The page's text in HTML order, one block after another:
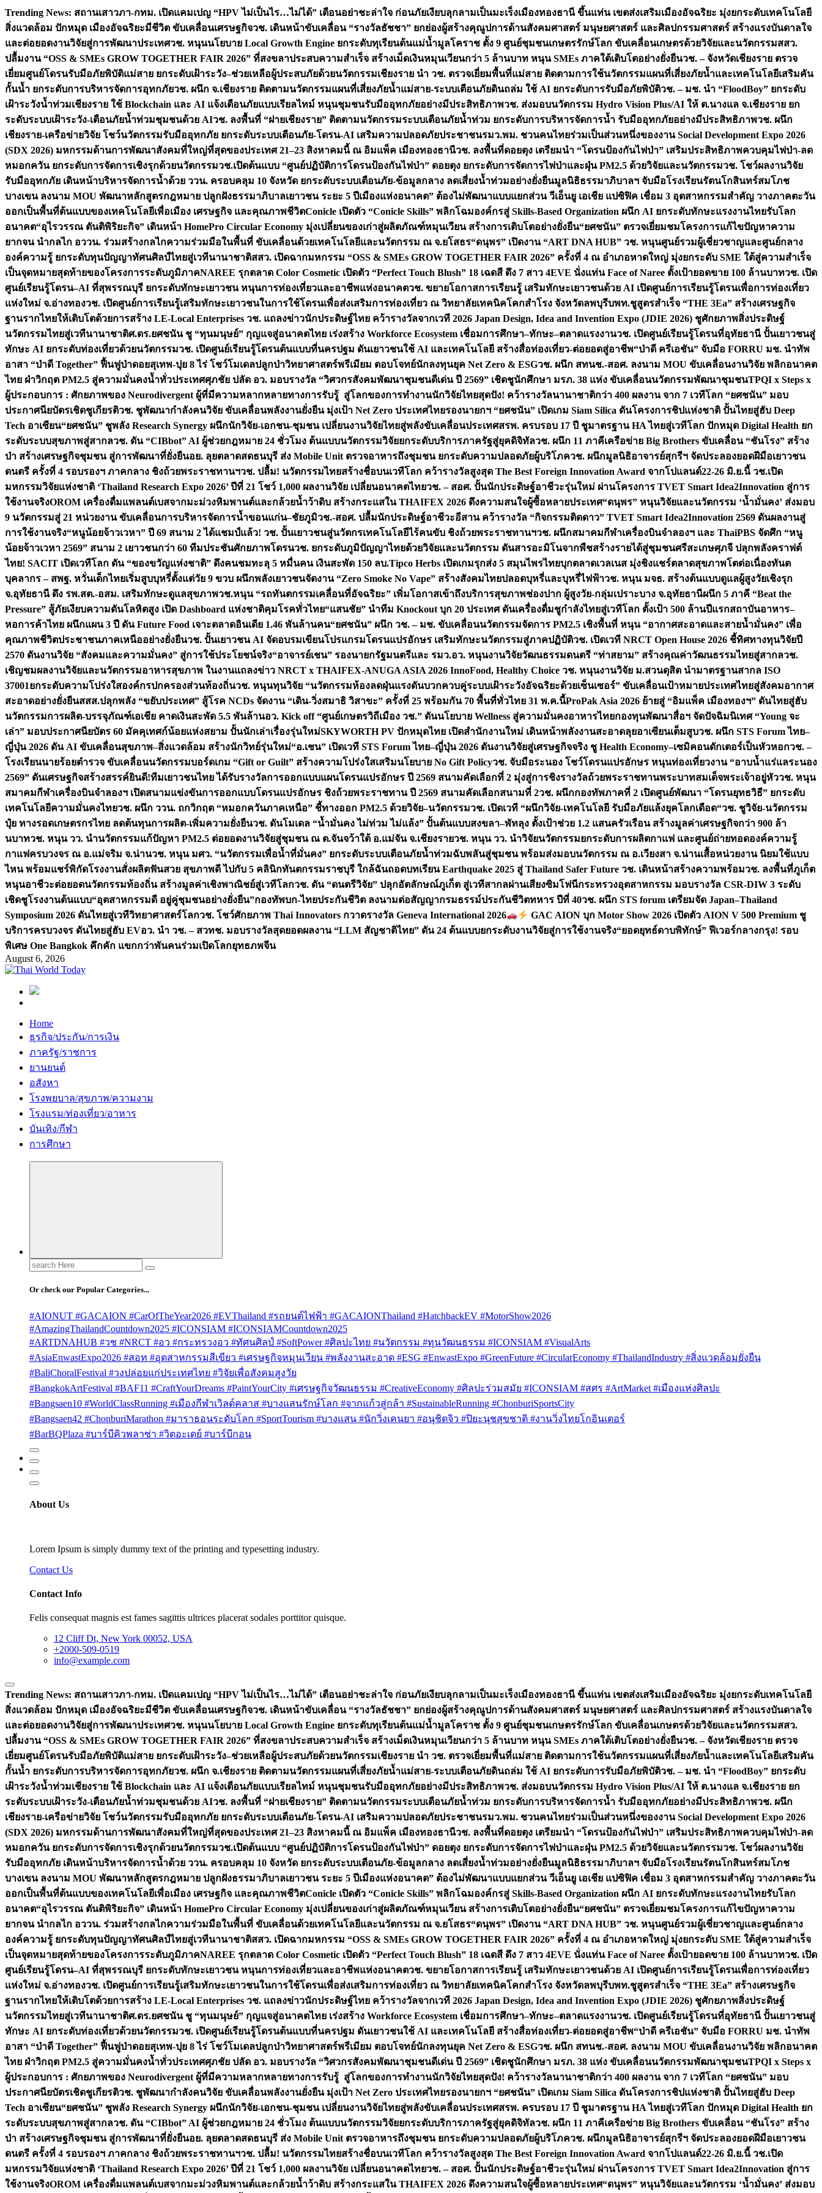
Skip
to
content
Trending News: สถานเสาวภา-กทม. เปิดแคมเปญ “HPV ไม่เป็นไร…ไม่ได้” เตือนอย่าชะล่าใจ ก่อนภัยเงียบลุกลามเป็นมะเร็งเมืองทองธานี ขึ้นแท่น เขตส่งเสริมเมืองอัจฉริยะ มุ่งยกระดับเทคโนโลยี
สิ่งแวดล้อม ปักหมุด เมืองอัจฉริยะมีชีวิต ขับเคลื่อนเศรษฐกิจวช. เดินหน้าขับเคลื่อน “รางวัลธัชชา” ยกย่องผู้สร้างคุณูปการด้านสังคมศาสตร์ มนุษยศาสตร์ และศิลปกรรมศาสตร์ สร้างแรงบันดาลใจ
และต่อยอดงานวิจัยสู่การพัฒนาประเทศวช. หนุนนโยบาย Local Growth Engine ยกระดับทุเรียนต้นแม่น้ำมูลโคราช ตั้ง 9 ศูนย์ชุมชนเกษตรรักษ์โลก ขับเคลื่อนเกษตรด้วยวิจัยและนวัตกรรมสสว.
ปลื้มงาน “OSS & SMEs GROW TOGETHER FAIR 2026” ที่สงขลาประสบความสำเร็จ สร้างเม็ดเงินหมุนเวียนกว่า 5 ล้านบาท หนุน SMEs ภาคใต้เติบโตอย่างยั่งยืนวช. – จังหวัดเชียงราย ตรวจ
เยี่ยมศูนย์โดรนรับมือภัยพิบัติแม่สาย ยกระดับเฝ้าระวัง–ช่วยเหลือผู้ประสบภัยด้วยนวัตกรรมเชียงราย นำ วช. ตรวจเยี่ยมพื้นที่แม่สาย ติดตามการใช้นวัตกรรมแผนที่เสี่ยงภัยน้ำและเทคโนโลยีเสริมคัน
กั้นน้ำ ยกระดับการบริหารจัดการอุทกภัยวช. ผนึก จ.เชียงราย ติดตามนวัตกรรมแผนที่เสี่ยงภัยน้ำแม่สาย-ระบบเตือนภัยดินถล่ม ใช้ AI ยกระดับการรับมือภัยพิบัติวช. – มช. นำ “FloodBoy” ยกระดับ
เฝ้าระวังน้ำท่วมเชียงราย ใช้ Blockchain และ AI แจ้งเตือนภัยแบบเรียลไทม์ หนุนชุมชนรับมืออุทกภัยอย่างมีประสิทธิภาพวช. ส่งมอบนวัตกรรม Hydro Vision Plus/AI ให้ ต.นางแล จ.เชียงราย ยก
ระดับระบบเฝ้าระวัง-เตือนภัยน้ำท่วมชุมชนด้วย AIวช. ลงพื้นที่ “ฝายเชียงราย” ติดตามนวัตกรรมระบบเตือนภัยน้ำท่วม ยกระดับการบริหารจัดการน้ำ รับมืออุทกภัยอย่างมีประสิทธิภาพวช. ผนึก
เชียงราย-เครือข่ายวิจัย โชว์นวัตกรรมรับมืออุทกภัย ยกระดับระบบเตือนภัย-โดรน-AI เสริมความปลอดภัยประชาชนรมว.พม. ชวนคนไทยร่วมเป็นส่วนหนึ่งของงาน Social Development Expo 2026
(SDX 2026) มหกรรมด้านการพัฒนาสังคมที่ใหญ่ที่สุดของประเทศ 21–23 สิงหาคมนี้ ณ อิมแพ็ค เมืองทองธานีวช. ลงพื้นที่ดอยตุง เตรียมนำ “โดรนป้องกันไฟป่า” เสริมประสิทธิภาพควบคุมไฟป่า-ลด
หมอกควัน ยกระดับการจัดการเชิงรุกด้วยนวัตกรรมวช.เปิดต้นแบบ “ศูนย์ปฏิบัติการโดรนป้องกันไฟป่า” ดอยตุง ยกระดับการจัดการไฟป่าและฝุ่น PM2.5 ด้วยวิจัยและนวัตกรรมวช. โชว์ผลงานวิจัย
รับมืออุทกภัย เดินหน้าบริหารจัดการน้ำด้วย ววน. ครอบคลุม 10 จังหวัด ยกระดับระบบเตือนภัย-ข้อมูลกลาง ลดเสี่ยงน้ำท่วมอย่างยั่งยืนมูลนิธิธรรมาภิบาลฯ จับมือโรงเรียนรัตนโกสินทร์สมโภช
บางเขน ลงนาม MOU พัฒนาหลักสูตรกฎหมาย ปลูกฝังธรรมาภิบาลเยาวชน ระยะ 5 ปีเมืองแห่งอนาคต” ต้องไม่พัฒนาแบบแยกส่วน วีเอ็นยู เอเชีย แปซิฟิค เชื่อม 3 อุตสาหกรรมสำคัญ วางภาคตะวัน
ออกเป็นพื้นที่ต้นแบบของเทคโนโลยีเพื่อเมือง เศรษฐกิจ และคุณภาพชีวิตConicle เปิดตัว “Conicle Skills” พลิกโฉมองค์กรสู่ Skills-Based Organization ผนึก AI ยกระดับทักษะแรงงานไทยรับโลก
อนาคต“อุไรวรรณ ตันติพิริยะกิจ” เดินหน้า HomePro Circular Economy มุ่งเปลี่ยนของเก่าสู่ผลิตภัณฑ์หมุนเวียน สร้างการเติบโตอย่างยั่งยืน“ยศชนัน” ตรวจเยี่ยมชมโครงการแก้ไขปัญหาความ
ยากจน นำกลไก อววน. ร่วมสร้างกลไกความร่วมมือในพื้นที่ ขับเคลื่อนด้วยเทคโนโลยีและนวัตกรรม ณ จ.ยโสธร“ดนุพร” เปิดงาน “ART DNA HUB” วช. หนุนศูนย์รวมผู้เชี่ยวชาญและศูนย์กลาง
องค์ความรู้ ยกระดับทุนปัญญาทัศนศิลป์ไทยสู่เวทีนานาชาติสสว. เปิดฉากมหกรรม “OSS & SMEs GROW TOGETHER FAIR 2026” ครั้งที่ 4 ณ อำเภอหาดใหญ่ มุ่งยกระดับ SME ใต้สู่ความสำเร็จ
เป็นจุดหมายสุดท้ายของโครงการระดับภูมิภาคNAREE รุกตลาด Color Cosmetic เปิดตัว “Perfect Touch Blush” 18 เฉดสี ดึง 7 สาว 4EVE นั่งแท่น Face of Naree ตั้งเป้ายอดขาย 100 ล้านบาทวช. เปิด
ศูนย์เรียนรู้โดรน–AI ที่สุพรรณบุรี ยกระดับทักษะเยาวชน หนุนการท่องเที่ยวและอาชีพแห่งอนาคตวช. ขยายโอกาสการเรียนรู้ เสริมทักษะเยาวชนด้วย AI เปิดศูนย์การเรียนรู้โดรนเพื่อการท่องเที่ยว
แห่งใหม่ จ.อ่างทองวช. เปิดศูนย์การเรียนรู้เสริมทักษะเยาวชนในการใช้โดรนเพื่อส่งเสริมการท่องเที่ยว ณ วิทยาลัยเทคนิคโคกสำโรง จังหวัดลพบุรีบพท.ชูสูตรสำเร็จ “THE 3Ea” สร้างเศรษฐกิจ
ฐานรากไทยให้เติบโตด้วยการสร้าง LE-Local Enterprises วช. แถลงข่าวนักประดิษฐ์ไทย คว้ารางวัลจากเวที 2026 Japan Design, Idea and Invention Expo (JDIE 2026) ชูศักยภาพสิ่งประดิษฐ์
นวัตกรรมไทยสู่เวทีนานาชาติศ.ดร.ยศชนัน ชู “ทุนมนุษย์” กุญแจสู่อนาคตไทย เร่งสร้าง Workforce Ecosystem เชื่อมการศึกษา–ทักษะ–ตลาดแรงงานวช. เปิดศูนย์เรียนรู้โดรนที่อุทัยธานี ปั้นเยาวชนสู่
ทักษะ AI ยกระดับท่องเที่ยวด้วยนวัตกรรมวช. เปิดศูนย์เรียนรู้โดรนต้นแบบที่นครปฐม ดันเยาวชนใช้ AI และเทคโนโลยี สร้างสื่อท่องเที่ยว-ต่อยอดสู่อาชีพ“ป่าดี ครีเอชัน” จับมือ FORRU มช. นำทัพ
อาสา “ป่าดี Together” ฟื้นฟูป่าดอยสุเทพ-ปุย 8 ไร่ โชว์โมเดลปลูกป่าวิทยาศาสตร์พรีเมียม ตอบโจทย์นักลงทุนยุค Net Zero & ESGวช. ผนึก สทนช.-สอศ. ลงนาม MOU ขับเคลื่อนงานวิจัย พลิกอนาคต
ไทย ฝ่าวิกฤต PM2.5 สู่ความมั่นคงน้ำทั่วประเทศศุภชัย ปลัด อว. มอบรางวัล “วิศวกรสังคมพัฒนาชุมชนดีเด่น ปี 2569” เชิดชูนักศึกษา มรภ. 38 แห่ง ขับเคลื่อนนวัตกรรมพัฒนาชุมชนTPQI x Steps x
ผู้ประกอบการ : ศักยภาพของ Neurodivergent ผู้ที่มีความหลากหลายทางการรับรู้ สู่โลกของการทำงานนักวิจัยไทยสุดปัง! คว้ารางวัลนานาชาติกว่า 400 ผลงาน จาก 7 เวทีโลก “ยศชนัน” มอบ
ประกาศนียบัตรเชิดชูเกียรติวช. ชูพัฒนากำลังคนวิจัย ขับเคลื่อนพลังงานยั่งยืน มุ่งเป้า Net Zero ประเทศไทยรองนายกฯ “ยศชนัน” เปิดเกม Siam Silica ดันโครงการชิปแห่งชาติ ปั้นไทยสู่ฮับ Deep
Tech อาเซียน“ยศชนัน” ชูพลัง Research Synergy ผนึกนักวิจัย-เอกชน-ชุมชน เปลี่ยนงานวิจัยไทยสู่พลังขับเคลื่อนประเทศสรพ. ครบรอบ 17 ปี ชูมาตรฐาน HA ไทยสู่เวทีโลก ปักหมุด Digital Health ยก
ระดับระบบสุขภาพสู่สากลวช. ดัน “CIBbot” AI ผู้ช่วยกฎหมาย 24 ชั่วโมง ต้นแบบนวัตกรรมวิจัยยกระดับบริการภาครัฐสู่ยุคดิจิทัลวช. ผนึก 11 ภาคีเครือข่าย Big Brothers ขับเคลื่อน “ชันโรง” สร้าง
ป่า สร้างเศรษฐกิจชุมชน สู่การพัฒนาที่ยั่งยืนอย. ลุยตลาดสดธนบุรี ส่ง Mobile Unit ตรวจอาหารถึงชุมชน ยกระดับความปลอดภัยผู้บริโภควช. ผนึกมูลนิธิอาจารย์สุกรีฯ จัดประลองยอดฝีมือเยาวชน
ดนตรี ครั้งที่ 4 รอบรองฯ ภาคกลาง ชิงถ้วยพระราชทานฯวช. ปลื้ม! นวัตกรรมไทยสร้างชื่อบนเวทีโลก คว้ารางวัลสูงสุด The Best Foreign Innovation Award จากโปแลนด์22-26 มิ.ย.นี้ วช.เปิด
มหกรรมวิจัยแห่งชาติ ‘Thailand Research Expo 2026’ ปีที่ 21 โชว์ 1,000 ผลงานวิจัย เปลี่ยนอนาคตไทยวช. – สอศ. ปั้นนักประดิษฐ์อาชีวะรุ่นใหม่ ผ่านโครงการ TVET Smart Idea2Innovation สู่การ
ใช้งานจริงOROM เครื่องดื่มแพลนต์เบสจากมะม่วงหิมพานต์และกล้วยน้ำว้าดิบ สร้างกระแสใน THAIFEX 2026 ดึงความสนใจผู้ซื้อหลายประเทศ“ดนุพร” หนุนวิจัยและนวัตกรรม ‘น้ำมั่นคง’ ส่งมอบ
9 นวัตกรรมสู่ 21 หน่วยงาน ขับเคลื่อนการบริหารจัดการน้ำขอนแก่น–ชัยภูมิวช.-สอศ. ปลื้มนักประดิษฐ์อาชีวะอีสาน คว้ารางวัล “กิจกรรมติดดาว” TVET Smart Idea2Innovation 2569 ดันผลงานสู่
การใช้งานจริง“หนูน้อยจ้าวเวหา” ปี 69 สนาม 2 ได้แชมป์แล้ว! วช. ปั้นเยาวชนสู่นวัตกรเทคโนโลยีไร้คนขับ ชิงถ้วยพระราชทานฯวช. ผนึกสมาคมกีฬาเครื่องบินจำลองฯ และ ThaiPBS จัดศึก “หนู
น้อยจ้าวเวหา 2569” สนาม 2 เยาวชนกว่า 60 ทีมประชันศักยภาพโดรนวช. ยกระดับภูมิปัญญาไทยด้วยวิจัยและนวัตกรรม ดันสารอะมิโนจากพืชสร้างรายได้สู่ชุมชนศรีสะเกษศุภจี ปลุกพลังคราฟต์
ไทย! SACIT เปิดเวทีโลก ดัน “ของขวัญแห่งชาติ” ดึงคนชมทะลุ 5 หมื่นคน เงินสะพัด 150 ลบ.Tipco Herbs เปิดเกมรุกส่ง 5 สมุนไพรไทยบุกตลาดเวลเนส มุ่งชิงแชร์ตลาดสุขภาพโตต่อเนื่องทันต
บุคลากร – สพฐ. หวั่นเด็กไทยเริ่มสูบบุหรี่ตั้งแต่วัย 9 ขวบ ผนึกพลังเยาวชนจัดงาน “Zero Smoke No Vape” สร้างสังคมไทยปลอดบุหรี่และบุหรี่ไฟฟ้าวช. หนุน มจธ. สร้างต้นแบบดูแลผู้สูงวัยเชิงรุก
จ.อุทัยธานี ดึง รพ.สต.-อสม. เสริมทักษะดูแลสุขภาพวช.หนุน “รถทันตกรรมเคลื่อนที่อัจฉริยะ” เพิ่มโอกาสเข้าถึงบริการสุขภาพช่องปาก ผู้สูงวัย-กลุ่มเปราะบาง จ.อุทัยธานีผนึก 5 ภาคี “Beat the
Pressure” สู้ภัยเงียบความดันโลหิตสูง เปิด Dashboard แห่งชาติคุมโรคทั่วไทย“แสนชัย” นำทีม Knockout บุก 20 ประเทศ ดันเครื่องดื่มชูกำลังไทยสู่เวทีโลก ตั้งเป้า 500 ล้านปีแรกสถาบันอาหาร–
หอการค้าไทย ผนึกแผน 3 ปี ดัน Future Food เจาะตลาดอินเดีย 1.46 พันล้านคน“ยศชนัน” ผนึก วช. – มช. ขับเคลื่อนนวัตกรรมจัดการ PM2.5 เชิงพื้นที่ หนุน “อากาศสะอาดและสายน้ำมั่นคง” เพื่อ
คุณภาพชีวิตประชาชนภาคเหนืออย่างยั่งยืนวช. ปั้นเยาวชน AI จัดอบรมเขียนโปรแกรมโดรนแปรอักษร เสริมทักษะนวัตกรรมสู่ภาคปฏิบัติวช. เปิดเวที NRCT Open House 2026 ชี้ทิศทางทุนวิจัยปี
2570 ดันงานวิจัย “สังคมและความมั่นคง” สู่การใช้ประโยชน์จริง“อาจารย์เชน” รองนายกรัฐมนตรีและ รมว.อว. หนุนงานวิจัยวัฒนธรรมดนตรี “ท่าสยาม” สร้างคุณค่าวัฒนธรรมไทยสู่สากลวช.
เชิญชมผลงานวิจัยและนวัตกรรมอาหารสุขภาพ ในงานแถลงข่าว NRCT x THAIFEX-ANUGA ASIA 2026 InnoFood, Healthy Choice วช. หนุนงานวิจัย ม.สวนดุสิต นำมาตรฐานสากล ISO
37001ยกระดับความโปร่งใสองค์กรปกครองส่วนท้องถิ่นวช. หนุนทุนวิจัย “นวัตกรรมห้องลดฝุ่นแรงดันบวกควบคู่ระบบเฝ้าระวังอัจฉริยะด้วยเซ็นเซอร์” ขับเคลื่อนเป้าหมายประเทศไทยสู่สังคมอากาศ
สะอาดอย่างยั่งยืนสสส.ปลุกพลัง “ขยับประเทศ” สู้โรค NCDs จัดงาน “เดิน-วิ่งสมาธิ วิสาขะ” ครั้งที่ 25 พร้อมกัน 70 พื้นที่ทั่วไทย 31 พ.ค.นี้ProPak Asia 2026 ย้ายสู่ “อิมแพ็ค เมืองทองฯ” ดันไทยสู่ฮับ
นวัตกรรมการผลิต-บรรจุภัณฑ์เอเชีย คาดเงินสะพัด 5.5 พันล้านอว. Kick off “ศูนย์เกษตรวิถีเมือง วช.” ดันนโยบาย Wellness สู่ความมั่นคงอาหารไทยกองทุนพัฒนาสื่อฯ จัดปัจฉิมนิเทศ “Young จะ
เล่า” มอบประกาศนียบัตร 60 มัคคุเทศก์น้อยแห่งสยาม ปั้นนักเล่าเรื่องรุ่นใหม่SKYWORTH PV ปักหมุดไทย เปิดสำนักงานใหม่ เดินหน้าพลังงานสะอาดลุยอาเซียนเต็มสูบวช. ผนึก STS Forum ไทย–
ญี่ปุ่น 2026 ดัน AI ขับเคลื่อนสุขภาพ–สิ่งแวดล้อม สร้างนักวิทย์รุ่นใหม่“อ.เชน” เปิดเวที STS Forum ไทย–ญี่ปุ่น 2026 ดันงานวิจัยสู่เศรษฐกิจจริง ชู Health Economy–เซมิคอนดักเตอร์เป็นหัวหอกวช. –
โรงเรียนนายร้อยตำรวจ ขับเคลื่อนนวัตกรรมบอร์ดเกม “Gift or Guilt” สร้างความโปร่งใสเสริมนโยบาย No Gift Policyวช. จับมือระนอง โชว์โดรนแปรอักษร หนุนท่องเที่ยวงาน “อาบน้ำแร่แลระนอง
2569” ดันเศรษฐกิจสร้างสรรค์ยินดี!ทีมเยาวชนไทย ได้รับรางวัลการออกแบบแผนโดรนแปรอักษร ปี 2569 สนามคัดเลือกที่ 2 มุ่งสู่การชิงรางวัลถ้วยพระราชทานพระบาทสมเด็จพระเจ้าอยู่หัววช. หนุน
สมาคมกีฬาเครื่องบินจำลองฯ เปิดสนามแข่งขันการออกแบบโดรนแปรอักษร ชิงถ้วยพระราชทาน ปี 2569 สนามคัดเลือกสนามที่ 2วช. ผนึกกองทัพภาคที่ 2 เปิดศูนย์พัฒนา “โดรนยุทธวิธี” ยกระดับ
เทคโนโลยีความมั่นคงไทยวช. ผนึก ววน. ถกวิกฤต “หมอกควันภาคเหนือ” ชี้ทางออก PM2.5 ด้วยวิจัย–นวัตกรรมวช. เปิดเวที “ผนึกวิจัย-เทคโนโลยี รับมือภัยแล้งยุคโลกเดือด“วช. ชูวิจัย-นวัตกรรม
ปุ๋ย ทางรอดเกษตรกรไทย ลดต้นทุนการผลิต-เพิ่มความยั่งยืนวช. ดันโมเดล “น้ำมั่นคง ไม่ท่วม ไม่แล้ง” ปั้นต้นแบบสงขลา–พัทลุง ตั้งเป้าช่วย 1.2 แสนครัวเรือน สร้างมูลค่าเศรษฐกิจกว่า 900 ล้า
นบาทวช. หนุน วว. นำนวัตกรรมแก้ปัญหา PM2.5 ต่อยอดงานวิจัยสู่ชุมชน ณ ต.จันจว้าใต้ อ.แม่จัน จ.เชียงรายวช. หนุน วว. นำวิจัยนวัตกรรมยกระดับการผลิตกาแฟ และศูนย์ถ่ายทอดองค์ความรู้
กาแฟครบวงจร ณ อ.แม่จริม จ.น่านวช. หนุน มศว. “นวัตกรรมเพื่อน้ำที่มั่นคง” ยกระดับระบบเตือนภัยน้ำท่วมฉับพลันสู่ชุมชน พร้อมส่งมอบนวัตกรรม ณ อ.เวียงสา จ.น่านเสื้อหน่วยงาน นิยมใช้แบบ
ไหน พร้อมแชร์พิกัดโรงงานสั่งผลิตฟันสวย สุขภาพดี ไปกับ 5 คลินิกทันตกรรมราชบุรี ใกล้ฉันถอดบทเรียน Earthquake 2025 สู่ Thailand Safer Future วช. เดินหน้าสร้างความพร้อมวช. ลงพื้นที่ภูเก็ต
หนุนอาชีวะต่อยอดนวัตกรรมท้องถิ่น สร้างมูลค่าเชิงพาณิชย์สู่เวทีโลกวช. ดัน “ดนตรีวิจัย” ปลุกอัตลักษณ์ภูเก็ต สู่เวทีสากลผ่านเสียงซิมโฟนีกระทรวงอุตสาหกรรม มอบรางวัล CSR-DIW 3 ระดับ
เชิดชูโรงงานต้นแบบ“อุตสาหกรรมดี อยู่คู่ชุมชนอย่างยั่งยืน”กองทัพบก-ไทยประกันชีวิต ลงนามต่อสัญญากรมธรรม์ประกันชีวิตทหาร ปีที่ 40วช. ผนึก STS forum เตรียมจัด Japan–Thailand
Symposium 2026 ดันไทยสู่เวทีวิทยาศาสตร์โลกวช. โชว์ศักยภาพ Thai Innovators กวาดรางวัล Geneva International 2026
GAC AION บุก Motor Show 2026 เปิดตัว AION V 500 Premium ชู
บริการครบวงจร ดันไทยสู่ฮับ EVอว. นำ วช. – สวทช. มอบรางวัลสุดยอดผลงาน “LLM สัญชาติไทย” ดัน 24 ต้นแบบยกระดับงานวิจัยสู่การใช้งานจริง“ยอดยุทธ์ดาบพิทักษ์” ฟีเวอร์กลางกรุง! รอบ
พิเศษ One Bangkok คึกคัก แขกกว่าพันคนร่วมเปิดโลกยุทธภพจีน
August 6, 2026
Home
ธุรกิจ/ประกัน/การเงิน
ภาครัฐ/ราชการ
ยานยนต์
อสังหา
โรงพยบาล/สุขภาพ/ความงาม
โรงแรม/ท่องเที่ยว/อาหาร
บันเทิง/กีฬา
การศึกษา
Search
for:
Or check our Popular Categories...
#AIONUT #GACAION #CarOfTheYear2026 #EVThailand #รถยนต์ไฟฟ้า #GACAIONThailand #HatchbackEV #MotorShow2026
#AmazingThailandCountdown2025 #ICONSIAM #ICONSIAMCountdown2025
#ARTDNAHUB #วช #NRCT #อว #กระทรวงอว #ทัศนศิลป์ #SoftPower #ศิลปะไทย #นวัตกรรม #ทุนวัฒนธรรม #ICONSIAM #VisualArts
#AsiaEnwastExpo2026 #สอท #อุตสาหกรรมสีเขียว #เศรษฐกิจหมุนเวียน #พลังงานสะอาด #ESG #EnwastExpo #GreenFuture #CircularEconomy #ThailandIndustry #สิ่งแวดล้อมยั่งยืน
#BaliChoralFestival #วงปล่อยแก่ประเทศไทย #วิจัยเพื่อสังคมสูงวัย
#BangkokArtFestival #BAF11 #CraftYourDreams #PaintYourCity #เศรษฐกิจวัฒนธรรม #CreativeEconomy #ศิลปะร่วมสมัย #ICONSIAM #สศร #ArtMarket #เมืองแห่งศิลปะ
#Bangsaen10 #WorldClassRunning #เมืองกีฬาเวิลด์คลาส #บางแสนรักษ์โลก #จากแก้วสู่กล้า #SustainableRunning #ChonburiSportsCity
#Bangsaen42 #ChonburiMarathon #มาราธอนระดับโลก #SportTourism #บางแสน #นักวิ่งเคนยา #อนุชิตจิว #ปิยะนุชสุขชาติ #งานวิ่งไทยโกอินเตอร์
#BarBQPlaza #บาร์บีคิวพลาซ่า #วิตอะเดย์ #บาร์บีกอน
About Us
Lorem Ipsum is simply dummy text of the printing and typesetting industry.
Contact Us
Contact Info
Felis consequat magnis est fames sagittis ultrices placerat sodales porttitor quisque.
12 Cliff Dt, New York 00052, USA
+2000-509-0519
info@example.com
Trending News: สถานเสาวภา-กทม. เปิดแคมเปญ “HPV ไม่เป็นไร…ไม่ได้” เตือนอย่าชะล่าใจ ก่อนภัยเงียบลุกลามเป็นมะเร็งเมืองทองธานี ขึ้นแท่น เขตส่งเสริมเมืองอัจฉริยะ มุ่งยกระดับเทคโนโลยี
สิ่งแวดล้อม ปักหมุด เมืองอัจฉริยะมีชีวิต ขับเคลื่อนเศรษฐกิจวช. เดินหน้าขับเคลื่อน “รางวัลธัชชา” ยกย่องผู้สร้างคุณูปการด้านสังคมศาสตร์ มนุษยศาสตร์ และศิลปกรรมศาสตร์ สร้างแรงบันดาลใจ
และต่อยอดงานวิจัยสู่การพัฒนาประเทศวช. หนุนนโยบาย Local Growth Engine ยกระดับทุเรียนต้นแม่น้ำมูลโคราช ตั้ง 9 ศูนย์ชุมชนเกษตรรักษ์โลก ขับเคลื่อนเกษตรด้วยวิจัยและนวัตกรรมสสว.
ปลื้มงาน “OSS & SMEs GROW TOGETHER FAIR 2026” ที่สงขลาประสบความสำเร็จ สร้างเม็ดเงินหมุนเวียนกว่า 5 ล้านบาท หนุน SMEs ภาคใต้เติบโตอย่างยั่งยืนวช. – จังหวัดเชียงราย ตรวจ
เยี่ยมศูนย์โดรนรับมือภัยพิบัติแม่สาย ยกระดับเฝ้าระวัง–ช่วยเหลือผู้ประสบภัยด้วยนวัตกรรมเชียงราย นำ วช. ตรวจเยี่ยมพื้นที่แม่สาย ติดตามการใช้นวัตกรรมแผนที่เสี่ยงภัยน้ำและเทคโนโลยีเสริมคัน
กั้นน้ำ ยกระดับการบริหารจัดการอุทกภัยวช. ผนึก จ.เชียงราย ติดตามนวัตกรรมแผนที่เสี่ยงภัยน้ำแม่สาย-ระบบเตือนภัยดินถล่ม ใช้ AI ยกระดับการรับมือภัยพิบัติวช. – มช. นำ “FloodBoy” ยกระดับ
เฝ้าระวังน้ำท่วมเชียงราย ใช้ Blockchain และ AI แจ้งเตือนภัยแบบเรียลไทม์ หนุนชุมชนรับมืออุทกภัยอย่างมีประสิทธิภาพวช. ส่งมอบนวัตกรรม Hydro Vision Plus/AI ให้ ต.นางแล จ.เชียงราย ยก
ระดับระบบเฝ้าระวัง-เตือนภัยน้ำท่วมชุมชนด้วย AIวช. ลงพื้นที่ “ฝายเชียงราย” ติดตามนวัตกรรมระบบเตือนภัยน้ำท่วม ยกระดับการบริหารจัดการน้ำ รับมืออุทกภัยอย่างมีประสิทธิภาพวช. ผนึก
เชียงราย-เครือข่ายวิจัย โชว์นวัตกรรมรับมืออุทกภัย ยกระดับระบบเตือนภัย-โดรน-AI เสริมความปลอดภัยประชาชนรมว.พม. ชวนคนไทยร่วมเป็นส่วนหนึ่งของงาน Social Development Expo 2026
(SDX 2026) มหกรรมด้านการพัฒนาสังคมที่ใหญ่ที่สุดของประเทศ 21–23 สิงหาคมนี้ ณ อิมแพ็ค เมืองทองธานีวช. ลงพื้นที่ดอยตุง เตรียมนำ “โดรนป้องกันไฟป่า” เสริมประสิทธิภาพควบคุมไฟป่า-ลด
หมอกควัน ยกระดับการจัดการเชิงรุกด้วยนวัตกรรมวช.เปิดต้นแบบ “ศูนย์ปฏิบัติการโดรนป้องกันไฟป่า” ดอยตุง ยกระดับการจัดการไฟป่าและฝุ่น PM2.5 ด้วยวิจัยและนวัตกรรมวช. โชว์ผลงานวิจัย
รับมืออุทกภัย เดินหน้าบริหารจัดการน้ำด้วย ววน. ครอบคลุม 10 จังหวัด ยกระดับระบบเตือนภัย-ข้อมูลกลาง ลดเสี่ยงน้ำท่วมอย่างยั่งยืนมูลนิธิธรรมาภิบาลฯ จับมือโรงเรียนรัตนโกสินทร์สมโภช
บางเขน ลงนาม MOU พัฒนาหลักสูตรกฎหมาย ปลูกฝังธรรมาภิบาลเยาวชน ระยะ 5 ปีเมืองแห่งอนาคต” ต้องไม่พัฒนาแบบแยกส่วน วีเอ็นยู เอเชีย แปซิฟิค เชื่อม 3 อุตสาหกรรมสำคัญ วางภาคตะวัน
ออกเป็นพื้นที่ต้นแบบของเทคโนโลยีเพื่อเมือง เศรษฐกิจ และคุณภาพชีวิตConicle เปิดตัว “Conicle Skills” พลิกโฉมองค์กรสู่ Skills-Based Organization ผนึก AI ยกระดับทักษะแรงงานไทยรับโลก
อนาคต“อุไรวรรณ ตันติพิริยะกิจ” เดินหน้า HomePro Circular Economy มุ่งเปลี่ยนของเก่าสู่ผลิตภัณฑ์หมุนเวียน สร้างการเติบโตอย่างยั่งยืน“ยศชนัน” ตรวจเยี่ยมชมโครงการแก้ไขปัญหาความ
ยากจน นำกลไก อววน. ร่วมสร้างกลไกความร่วมมือในพื้นที่ ขับเคลื่อนด้วยเทคโนโลยีและนวัตกรรม ณ จ.ยโสธร“ดนุพร” เปิดงาน “ART DNA HUB” วช. หนุนศูนย์รวมผู้เชี่ยวชาญและศูนย์กลาง
องค์ความรู้ ยกระดับทุนปัญญาทัศนศิลป์ไทยสู่เวทีนานาชาติสสว. เปิดฉากมหกรรม “OSS & SMEs GROW TOGETHER FAIR 2026” ครั้งที่ 4 ณ อำเภอหาดใหญ่ มุ่งยกระดับ SME ใต้สู่ความสำเร็จ
เป็นจุดหมายสุดท้ายของโครงการระดับภูมิภาคNAREE รุกตลาด Color Cosmetic เปิดตัว “Perfect Touch Blush” 18 เฉดสี ดึง 7 สาว 4EVE นั่งแท่น Face of Naree ตั้งเป้ายอดขาย 100 ล้านบาทวช. เปิด
ศูนย์เรียนรู้โดรน–AI ที่สุพรรณบุรี ยกระดับทักษะเยาวชน หนุนการท่องเที่ยวและอาชีพแห่งอนาคตวช. ขยายโอกาสการเรียนรู้ เสริมทักษะเยาวชนด้วย AI เปิดศูนย์การเรียนรู้โดรนเพื่อการท่องเที่ยว
แห่งใหม่ จ.อ่างทองวช. เปิดศูนย์การเรียนรู้เสริมทักษะเยาวชนในการใช้โดรนเพื่อส่งเสริมการท่องเที่ยว ณ วิทยาลัยเทคนิคโคกสำโรง จังหวัดลพบุรีบพท.ชูสูตรสำเร็จ “THE 3Ea” สร้างเศรษฐกิจ
ฐานรากไทยให้เติบโตด้วยการสร้าง LE-Local Enterprises วช. แถลงข่าวนักประดิษฐ์ไทย คว้ารางวัลจากเวที 2026 Japan Design, Idea and Invention Expo (JDIE 2026) ชูศักยภาพสิ่งประดิษฐ์
นวัตกรรมไทยสู่เวทีนานาชาติศ.ดร.ยศชนัน ชู “ทุนมนุษย์” กุญแจสู่อนาคตไทย เร่งสร้าง Workforce Ecosystem เชื่อมการศึกษา–ทักษะ–ตลาดแรงงานวช. เปิดศูนย์เรียนรู้โดรนที่อุทัยธานี ปั้นเยาวชนสู่
ทักษะ AI ยกระดับท่องเที่ยวด้วยนวัตกรรมวช. เปิดศูนย์เรียนรู้โดรนต้นแบบที่นครปฐม ดันเยาวชนใช้ AI และเทคโนโลยี สร้างสื่อท่องเที่ยว-ต่อยอดสู่อาชีพ“ป่าดี ครีเอชัน” จับมือ FORRU มช. นำทัพ
อาสา “ป่าดี Together” ฟื้นฟูป่าดอยสุเทพ-ปุย 8 ไร่ โชว์โมเดลปลูกป่าวิทยาศาสตร์พรีเมียม ตอบโจทย์นักลงทุนยุค Net Zero & ESGวช. ผนึก สทนช.-สอศ. ลงนาม MOU ขับเคลื่อนงานวิจัย พลิกอนาคต
ไทย ฝ่าวิกฤต PM2.5 สู่ความมั่นคงน้ำทั่วประเทศศุภชัย ปลัด อว. มอบรางวัล “วิศวกรสังคมพัฒนาชุมชนดีเด่น ปี 2569” เชิดชูนักศึกษา มรภ. 38 แห่ง ขับเคลื่อนนวัตกรรมพัฒนาชุมชนTPQI x Steps x
ผู้ประกอบการ : ศักยภาพของ Neurodivergent ผู้ที่มีความหลากหลายทางการรับรู้ สู่โลกของการทำงานนักวิจัยไทยสุดปัง! คว้ารางวัลนานาชาติกว่า 400 ผลงาน จาก 7 เวทีโลก “ยศชนัน” มอบ
ประกาศนียบัตรเชิดชูเกียรติวช. ชูพัฒนากำลังคนวิจัย ขับเคลื่อนพลังงานยั่งยืน มุ่งเป้า Net Zero ประเทศไทยรองนายกฯ “ยศชนัน” เปิดเกม Siam Silica ดันโครงการชิปแห่งชาติ ปั้นไทยสู่ฮับ Deep
Tech อาเซียน“ยศชนัน” ชูพลัง Research Synergy ผนึกนักวิจัย-เอกชน-ชุมชน เปลี่ยนงานวิจัยไทยสู่พลังขับเคลื่อนประเทศสรพ. ครบรอบ 17 ปี ชูมาตรฐาน HA ไทยสู่เวทีโลก ปักหมุด Digital Health ยก
ระดับระบบสุขภาพสู่สากลวช. ดัน “CIBbot” AI ผู้ช่วยกฎหมาย 24 ชั่วโมง ต้นแบบนวัตกรรมวิจัยยกระดับบริการภาครัฐสู่ยุคดิจิทัลวช. ผนึก 11 ภาคีเครือข่าย Big Brothers ขับเคลื่อน “ชันโรง” สร้าง
ป่า สร้างเศรษฐกิจชุมชน สู่การพัฒนาที่ยั่งยืนอย. ลุยตลาดสดธนบุรี ส่ง Mobile Unit ตรวจอาหารถึงชุมชน ยกระดับความปลอดภัยผู้บริโภควช. ผนึกมูลนิธิอาจารย์สุกรีฯ จัดประลองยอดฝีมือเยาวชน
ดนตรี ครั้งที่ 4 รอบรองฯ ภาคกลาง ชิงถ้วยพระราชทานฯวช. ปลื้ม! นวัตกรรมไทยสร้างชื่อบนเวทีโลก คว้ารางวัลสูงสุด The Best Foreign Innovation Award จากโปแลนด์22-26 มิ.ย.นี้ วช.เปิด
มหกรรมวิจัยแห่งชาติ ‘Thailand Research Expo 2026’ ปีที่ 21 โชว์ 1,000 ผลงานวิจัย เปลี่ยนอนาคตไทยวช. – สอศ. ปั้นนักประดิษฐ์อาชีวะรุ่นใหม่ ผ่านโครงการ TVET Smart Idea2Innovation สู่การ
ใช้งานจริงOROM เครื่องดื่มแพลนต์เบสจากมะม่วงหิมพานต์และกล้วยน้ำว้าดิบ สร้างกระแสใน THAIFEX 2026 ดึงความสนใจผู้ซื้อหลายประเทศ“ดนุพร” หนุนวิจัยและนวัตกรรม ‘น้ำมั่นคง’ ส่งมอบ